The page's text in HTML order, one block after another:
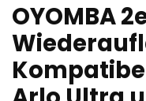
OYOMBA